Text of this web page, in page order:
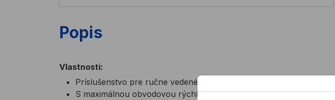
Popis
Vlastnosti:
Príslušenstvo pre ručne vedené uhlové brúsky
S maximálnou obvodovou rýchlosťou: 80 m/s (v závislosti od